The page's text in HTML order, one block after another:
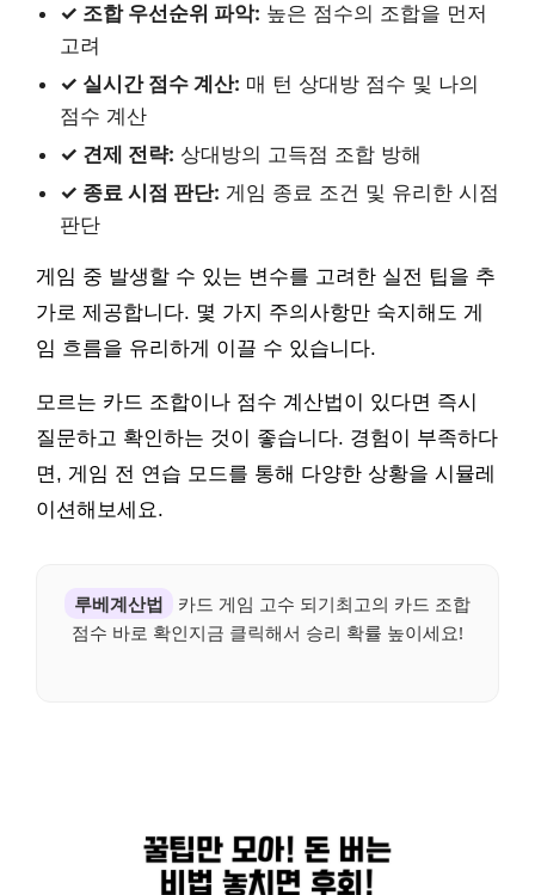
✓ 조합 우선순위 파악: 높은 점수의 조합을 먼저
고려
✓ 실시간 점수 계산: 매 턴 상대방 점수 및 나의
점수 계산
✓ 견제 전략: 상대방의 고득점 조합 방해
✓ 종료 시점 판단: 게임 종료 조건 및 유리한 시점
판단
게임 중 발생할 수 있는 변수를 고려한 실전 팁을 추
가로 제공합니다. 몇 가지 주의사항만 숙지해도 게
임 흐름을 유리하게 이끌 수 있습니다.
모르는 카드 조합이나 점수 계산법이 있다면 즉시
질문하고 확인하는 것이 좋습니다. 경험이 부족하다
면, 게임 전 연습 모드를 통해 다양한 상황을 시뮬레
이션해보세요.
루베계산법
카드 게임 고수 되기최고의 카드 조합
점수 바로 확인지금 클릭해서 승리 확률 높이세요!